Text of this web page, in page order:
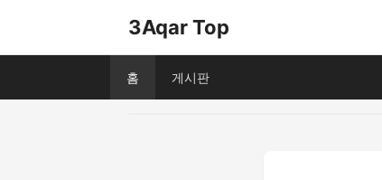
3Aqar Top
홈 게시판